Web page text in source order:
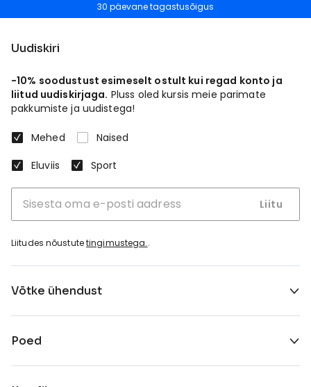
30 päevane tagastusõigus
Uudiskiri
-10% soodustust esimeselt ostult kui regad konto ja
liitud uudiskirjaga. Pluss oled kursis meie parimate
pakkumiste ja uudistega!
Mehed
Naised
Eluviis
Sport
Liitu
Liitudes nõustutetingimustega..
Võtke ühendust
Poed